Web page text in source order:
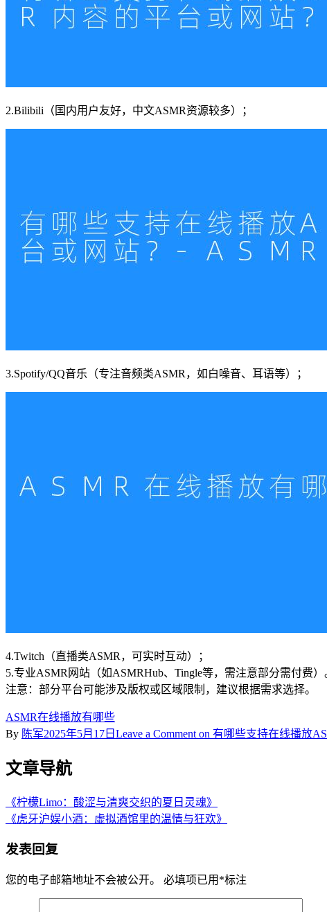
2.Bilibili（国内用户友好，中文ASMR资源较多）；
3.Spotify/QQ音乐（专注音频类ASMR，如白噪音、耳语等）；
4.Twitch（直播类ASMR，可实时互动）；
5.专业ASMR网站（如ASMRHub、Tingle等，需注意部分需付费）
注意：部分平台可能涉及版权或区域限制，建议根据需求选择。
ASMR在线播放有哪些
By 陈军2025年5月17日 Leave a Comment on 有哪些支持在线播放
文章导航
《柠檬Limo：酸涩与清爽交织的夏日灵魂》
《虎牙沪娱小酒：虚拟酒馆里的温情与狂欢》
发表回复
您的电子邮箱地址不会被公开。 必填项已用 *标注